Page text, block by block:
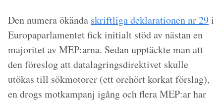
Den numera ökända skriftliga deklarationen nr 29i
Europaparlamentet fick initialt stöd av nästan en
majoritet av MEP:arna. Sedan upptäckte man att
den föreslog att datalagringsdirektivet skulle
utökas till sökmotorer (ett orehört korkat förslag),
en drogs motkampanj igång och flera MEP:ar har